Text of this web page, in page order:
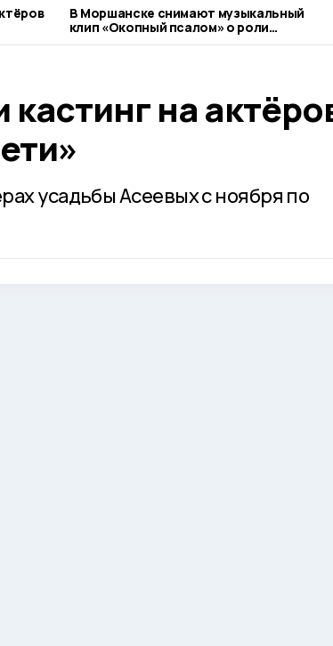
В Моршанске снимают музыкальный
клип «Окопный псалом» о роли
священников на СВО
на
усадьбы Асеевых с ноября по